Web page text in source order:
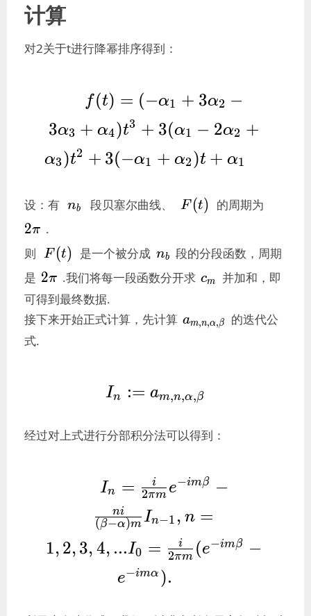
计算
对2关于t进行降幂排序得到：
f(t)=(-
f(t) = (−α1 + 3α2 −
3α3 + α4)t3 + 3(α1 − 2α2 +
α3)t2 + 3(−α1 + α2)t + α1
设：有 n_b
nb 段贝塞尔曲线、 F(t)
F (t) 的周期为
2π .
则
F(t)
F (t) 是一个被分成 n_b
nb
段的分段函数，周期
是 2π
2π .我们将每一段函数分开求 c_m
cm
并加和，即
可得到最终数据.
接下来开始正式计算，先计算 am,n,α,β
的迭代公
式.
I_n :=
a_{m,n,\alpha,\beta}
In := am,n,α,β
经过对上式进行分部积分法可以得到：
I_n = \frac{i}
{2\pi m}e^{-
im\beta}-
\frac{ni}
{(\beta-
\alpha)m}I_{n-
In = 2πm
i e−imβ −
(β−α)m
ni In−1 , n =
1, 2, 3, 4, ...I0 = 2πm
i (e−imβ −
e−imα ).